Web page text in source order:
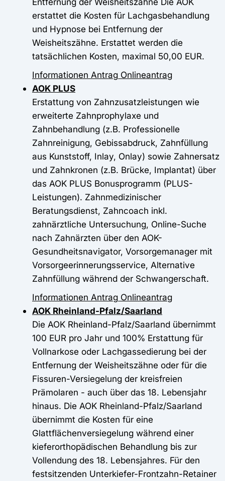
erstattet die Kosten für Lachgasbehandlung
und Hypnose bei Entfernung der
Weisheitszähne. Erstattet werden die
tatsächlichen Kosten, maximal 50,00 EUR.
Informationen Antrag Onlineantrag
AOK PLUS
Erstattung von Zahnzusatzleistungen wie
erweiterte Zahnprophylaxe und
Zahnbehandlung (z.B. Professionelle
Zahnreinigung, Gebissabdruck, Zahnfüllung
aus Kunststoff, Inlay, Onlay) sowie Zahnersatz
und Zahnkronen (z.B. Brücke, Implantat) über
das AOK PLUS Bonusprogramm (PLUS-
Leistungen). Zahnmedizinischer
Beratungsdienst, Zahncoach inkl.
zahnärztliche Untersuchung, Online-Suche
nach Zahnärzten über den AOK-
Gesundheitsnavigator, Vorsorgemanager mit
Vorsorgeerinnerungsservice, Alternative
Zahnfüllung während der Schwangerschaft.
Informationen Antrag Onlineantrag
AOK Rheinland-Pfalz/Saarland
Die AOK Rheinland-Pfalz/Saarland übernimmt
100 EUR pro Jahr und 100% Erstattung für
Vollnarkose oder Lachgassedierung bei der
Entfernung der Weisheitszähne oder für die
Fissuren-Versiegelung der kreisfreien
Prämolaren - auch über das 18. Lebensjahr
hinaus. Die AOK Rheinland-Pfalz/Saarland
übernimmt die Kosten für eine
Glattflächenversiegelung während einer
kieferorthopädischen Behandlung bis zur
Vollendung des 18. Lebensjahres. Für den
festsitzenden Unterkiefer-Frontzahn-Retainer